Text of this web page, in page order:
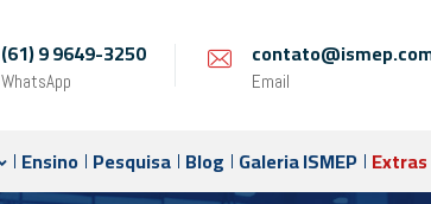
(61) 9 9649-3250
WhatsApp Email
Ensino Pesquisa Blog Galeria ISMEP Extras